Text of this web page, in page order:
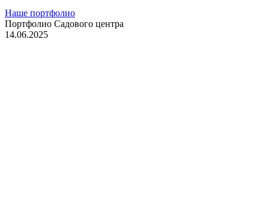
Наше портфолио
Портфолио Садового центра
14.06.2025